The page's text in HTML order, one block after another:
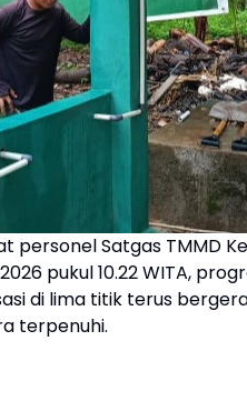
personel Satgas TMMD
pukul 10.22 WITA,
di lima titik terus
terpenuhi.